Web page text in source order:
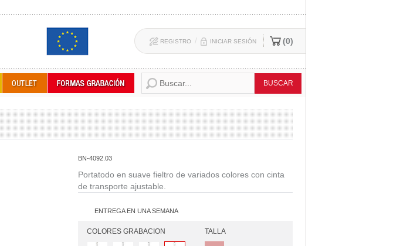
REGISTRO / INICIAR SESIÓN 0
BN-4092.03
Portatodo en suave fieltro de variados colores con cinta
de transporte ajustable.
ENTREGA EN UNA SEMANA
COLORES GRABACION TALLA